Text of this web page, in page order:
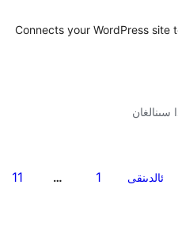
Connects your WordPress
ئالدىنقى 1
…
11